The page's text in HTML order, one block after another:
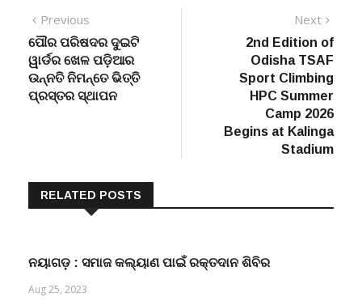
Post
navigation
Previous
post:
ପୌର ପରିଷଦର ଦୁଇଟି
ୱାର୍ଡର ଖେଳ ପଡ଼ିଆର
ଉନ୍ନତି ନିମନ୍ତେ ଭିତ୍ତି
ପ୍ରସ୍ତର ସ୍ଥାପନ
Next
post:
2nd Edition of
Odisha TSAF
Sport Climbing
HPC Summer
Camp 2026
Begins at Kalinga
Stadium
RELATED POSTS
ନୟାଗଡ଼ : ସମାଜ କଲ୍ୟାଣ ପାଇଁ ରକ୍ତଦାନ ଶିବିର
Aug 25, 2023